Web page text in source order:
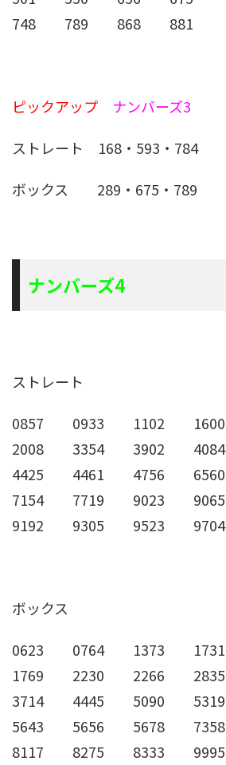
748 789 868 881
ピックアップ
ナンバーズ3
ストレート 168・593・784
ボックス 289・675・789
ナンバーズ4
ストレート
0857 0933 1102 1600
2008 3354 3902 4084
4425 4461 4756 6560
7154 7719 9023 9065
9192 9305 9523 9704
ボックス
0623 0764 1373 1731
1769 2230 2266 2835
3714 4445 5090 5319
5643 5656 5678 7358
8117 8275 8333 9995